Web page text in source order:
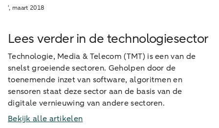
', maart 2018
Lees verder in de technologiesector
Technologie, Media & Telecom (TMT) is een van de
snelst groeiende sectoren. Geholpen door de
toenemende inzet van software, algoritmen en
sensoren staat deze sector aan de basis van de
digitale vernieuwing van andere sectoren.
Bekijk alle artikelen